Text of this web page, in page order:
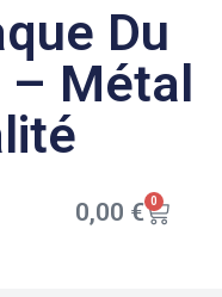
Du
– Métal
0,00 € 0